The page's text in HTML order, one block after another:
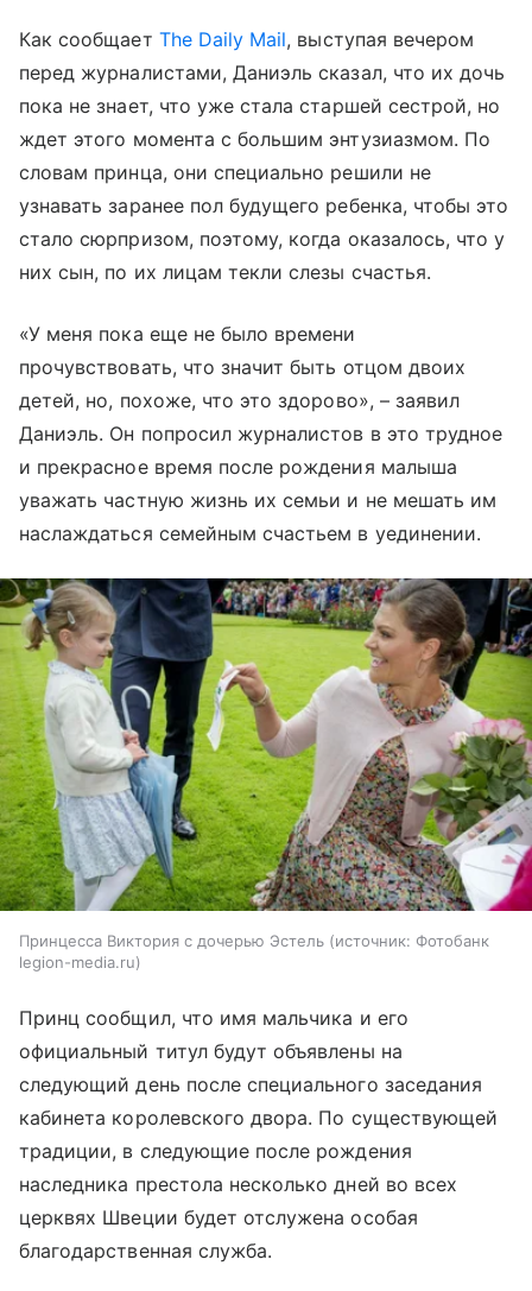
Как сообщает The Daily Mail, выступая вечером
перед журналистами, Даниэль сказал, что их дочь
пока не знает, что уже стала старшей сестрой, но
ждет этого момента с большим энтузиазмом. По
словам принца, они специально решили не
узнавать заранее пол будущего ребенка, чтобы это
стало сюрпризом, поэтому, когда оказалось, что у
них сын, по их лицам текли слезы счастья.
«У меня пока еще не было времени
прочувствовать, что значит быть отцом двоих
детей, но, похоже, что это здорово», – заявил
Даниэль. Он попросил журналистов в это трудное
и прекрасное время после рождения малыша
уважать частную жизнь их семьи и не мешать им
наслаждаться семейным счастьем в уединении.
Принцесса Виктория с дочерью Эстель источник: Фотобанк
legion-media.ru
Принц сообщил, что имя мальчика и его
официальный титул будут объявлены на
следующий день после специального заседания
кабинета королевского двора. По существующей
традиции, в следующие после рождения
наследника престола несколько дней во всех
церквях Швеции будет отслужена особая
благодарственная служба.